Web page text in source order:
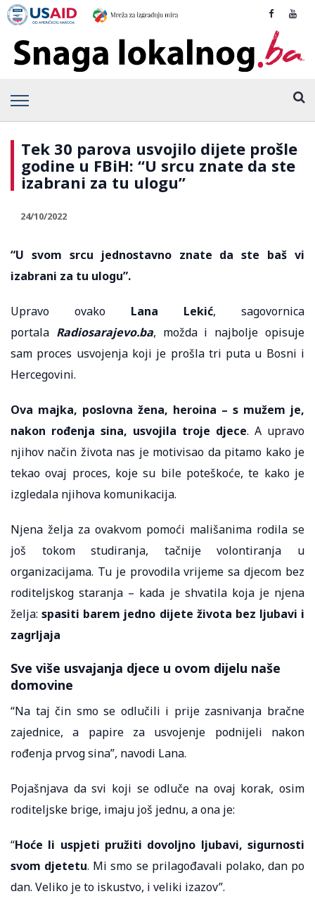
Tek 30 parova usvojilo dijete prošle
godine u FBiH: “U srcu znate da ste
izabrani za tu ulogu”
24/10/2022
“U svom srcu jednostavno znate da ste baš vi
izabrani za tu ulogu”.
Upravo ovako Lana Lekić, sagovornica
portala Radiosarajevo.ba, možda i najbolje opisuje
sam proces usvojenja koji je prošla tri puta u Bosni i
Hercegovini.
Ova majka, poslovna žena, heroina – s mužem je,
nakon rođenja sina, usvojila troje djece. A upravo
njihov način života nas je motivisao da pitamo kako je
tekao ovaj proces, koje su bile poteškoće, te kako je
izgledala njihova komunikacija.
Njena želja za ovakvom pomoći mališanima rodila se
još tokom studiranja, tačnije volontiranja u
organizacijama. Tu je provodila vrijeme sa djecom bez
roditeljskog staranja – kada je shvatila koja je njena
želja:spasiti barem jedno dijete života bez ljubavi i
zagrljaja
Sve više usvajanja djece u ovom dijelu naše
domovine
“Na taj čin smo se odlučili i prije zasnivanja bračne
zajednice, a papire za usvojenje podnijeli nakon
rođenja prvog sina”, navodi Lana.
Pojašnjava da svi koji se odluče na ovaj korak, osim
roditeljske brige, imaju još jednu, a ona je:
“Hoće li uspjeti pružiti dovoljno ljubavi, sigurnosti
svom djetetu. Mi smo se prilagođavali polako, dan po
dan. Veliko je to iskustvo, i veliki izazov”.